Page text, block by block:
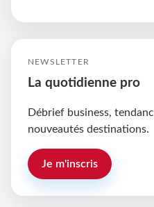
NEWSLETTER
La quotidienne pro
Débrief business,
nouveautés destinations.
Je m'inscris